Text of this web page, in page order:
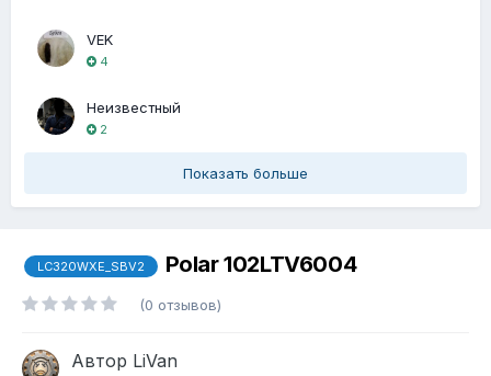
VEK
4
Неизвестный
2
Показать больше
LC320WXE_SBV2 Polar 102LTV6004
(0 отзывов)
Автор LiVan